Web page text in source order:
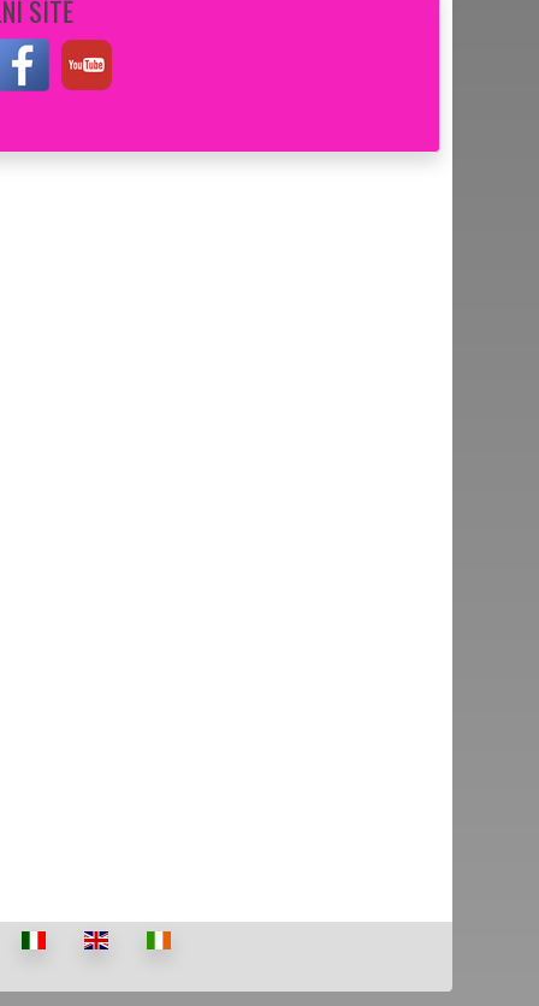
SÍTĚ